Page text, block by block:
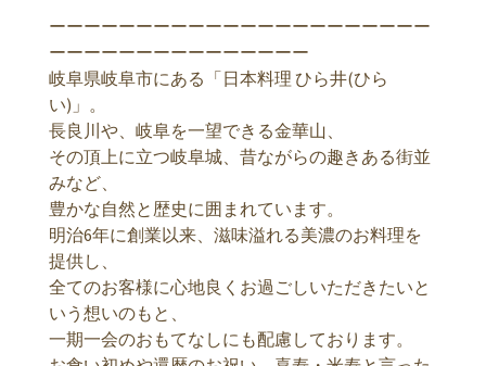
ーーーーーーーーーーーーーーーーーーーーーー
ーーーーーーーーーーーーーーー
岐阜県岐阜市にある「日本料理 ひら井(ひら
い)」。
長良川や、岐阜を一望できる金華山、
その頂上に立つ岐阜城、昔ながらの趣きある街並
みなど、
豊かな自然と歴史に囲まれています。
明治6年に創業以来、滋味溢れる美濃のお料理を
提供し、
全てのお客様に心地良くお過ごしいただきたいと
いう想いのもと、
一期一会のおもてなしにも配慮しております。